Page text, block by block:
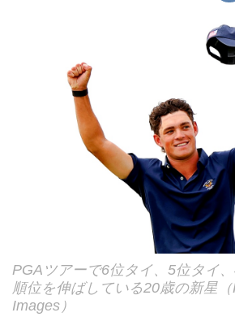
PGAツアーで6位タイ、5位タイ
順位を伸ばしている20歳の新星
Images）